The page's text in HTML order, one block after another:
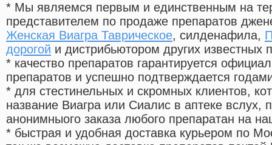
* Мы являемся первым и единственным на
представителем по продаже препаратов
Женская Виагра Таврическое, силденафила,
дорогой и дистрибьютором других известных
* качество препаратов гарантируется
препаратов и успешно подтверждается
* для стестинельных и скромных клиентов,
название Виагра или Сиалис в аптеке вслух,
анонимныого заказа любого препаратан на
* быстрая и удобная доставка курьером по